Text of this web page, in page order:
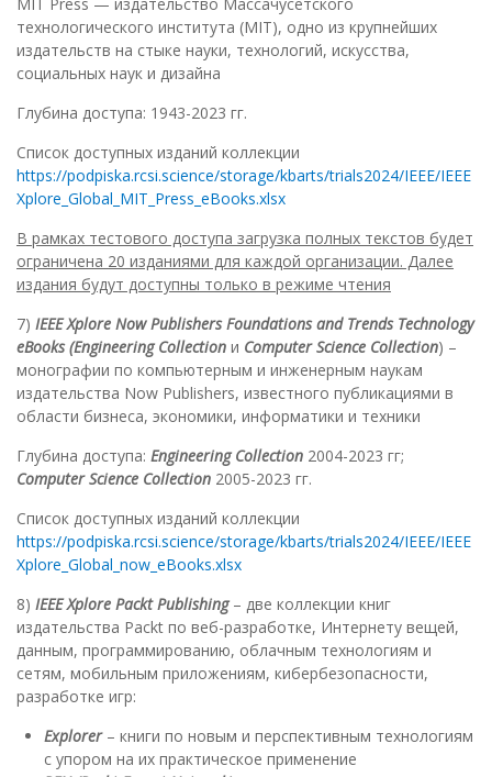
технологического института (MIT), одно из крупнейших
издательств на стыке науки, технологий, искусства,
социальных наук и дизайна
Глубина доступа: 1943-2023 гг.
Список доступных изданий коллекции
https://podpiska.rcsi.science/storage/kbarts/trials2024/IEEE/IEEE
Xplore_Global_MIT_Press_eBooks.xlsx
В рамках тестового доступа загрузка полных текстов будет
ограничена 20 изданиями для каждой организации. Далее
издания будут доступны только в режиме чтения
7) IEEEXplore NowPublishersFoundationsand Trends Technology
eBooks (Engineering Collection и ComputerScience Collection) –
монографии по компьютерным и инженерным наукам
издательства Now Publishers, известного публикациями в
области бизнеса, экономики, информатики и техники
Глубина доступа: Engineering Collection 2004-2023 гг;
Computer Science Collection 2005-2023 гг.
Список доступных изданий коллекции
https://podpiska.rcsi.science/storage/kbarts/trials2024/IEEE/IEEE
Xplore_Global_now_eBooks.xlsx
8) IEEE Xplore Packt Publishing– две коллекции книг
издательства Packt по веб-разработке, Интернету вещей,
данным, программированию, облачным технологиям и
сетям, мобильным приложениям, кибербезопасности,
разработке игр:
Explorer– книги по новым и перспективным технологиям
с упором на их практическое применение